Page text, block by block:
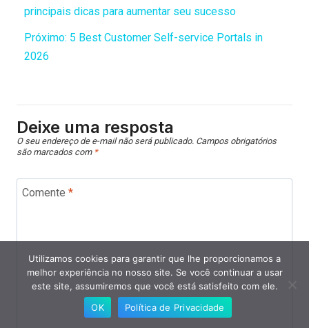
principais dicas para aumentar seu sucesso
Próximo: 5 Best Customer Self-service Portals in
2026
Deixe uma resposta
O seu endereço de e-mail não será publicado. Campos obrigatórios
são marcados com *
Comente *
Utilizamos cookies para garantir que lhe proporcionamos a
melhor experiência no nosso site. Se você continuar a usar
este site, assumiremos que você está satisfeito com ele.
OK
Política de Privacidade